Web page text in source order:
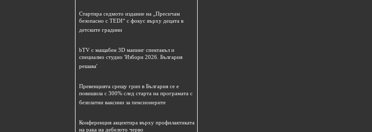
Стартира седмото издание на „Пресичам
безопасно с TEDI“ с фокус върху децата в
детските градини
bTV с мащабен 3D мапинг спектакъл и
специално студио 'Избори 2026. България
решава'
Превенцията срещу грип в България се е
повишила с 300% след старта на програмата с
безплатни ваксини за пенсионерите
Конференция акцентира върху профилактиката